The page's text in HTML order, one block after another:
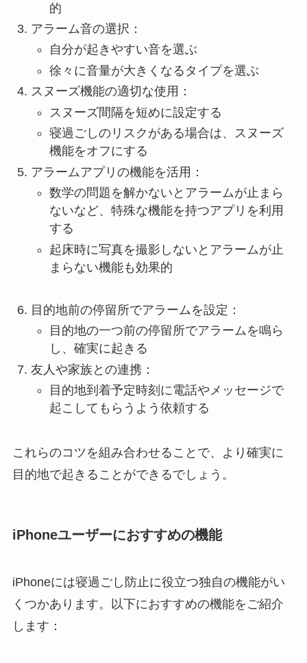
的
アラーム音の選択：
自分が起きやすい音を選ぶ
徐々に音量が大きくなるタイプを選ぶ
スヌーズ機能の適切な使用：
スヌーズ間隔を短めに設定する
寝過ごしのリスクがある場合は、スヌーズ
機能をオフにする
アラームアプリの機能を活用：
数学の問題を解かないとアラームが止まら
ないなど、特殊な機能を持つアプリを利用
する
起床時に写真を撮影しないとアラームが止
まらない機能も効果的
目的地前の停留所でアラームを設定：
目的地の一つ前の停留所でアラームを鳴ら
し、確実に起きる
友人や家族との連携：
目的地到着予定時刻に電話やメッセージで
起こしてもらうよう依頼する
これらのコツを組み合わせることで、より確実に
目的地で起きることができるでしょう。
iPhoneユーザーにおすすめの機能
iPhoneには寝過ごし防止に役立つ独自の機能がい
くつかあります。以下におすすめの機能をご紹介
します：